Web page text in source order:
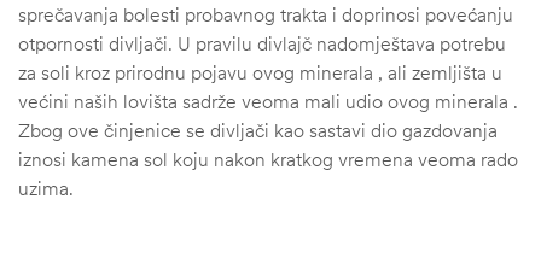
sprečavanja bolesti probavnog trakta i doprinosi povećanju
otpornosti divljači. U pravilu divlajč nadomještava potrebu
za soli kroz prirodnu pojavu ovog minerala , ali zemljišta u
većini naših lovišta sadrže veoma mali udio ovog minerala .
Zbog ove činjenice se divljači kao sastavi dio gazdovanja
iznosi kamena sol koju nakon kratkog vremena veoma rado
uzima.